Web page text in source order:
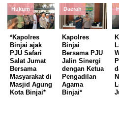
Hukum
*Kapolres
Binjai ajak
PJU Safari
Salat Jumat
Bersama
Masyarakat di
Masjid Agung
Kota Binjai*
Daerah
Kapolres
Binjai
Bersama PJU
Jalin Sinergi
dengan Ketua
Pengadilan
Agama
Binjai*